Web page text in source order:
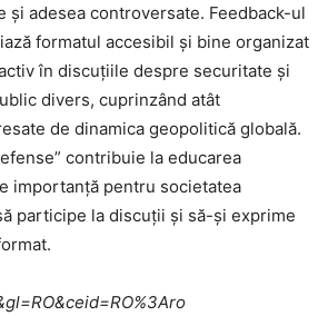
adesea controversate. Feedback-ul
formatul accesibil și bine organizat
în discuțiile despre securitate și
divers, cuprinzând atât
de dinamica geopolitică globală.
contribuie la educarea
importanță pentru societatea
participe la discuții și să-și exprime